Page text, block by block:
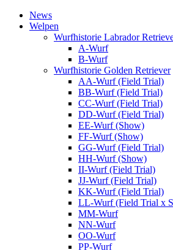
News
Welpen
Wurfhistorie Labrador
A-Wurf
B-Wurf
Wurfhistorie Golden Retriever
AA-Wurf (Field Trial)
BB-Wurf (Field Trial)
CC-Wurf (Field Trial)
DD-Wurf (Field Trial)
EE-Wurf (Show)
FF-Wurf (Show)
GG-Wurf (Field Trial)
HH-Wurf (Show)
II-Wurf (Field Trial)
JJ-Wurf (Field Trial)
KK-Wurf (Field Trial)
LL-Wurf (Field Trial x
MM-Wurf
NN-Wurf
OO-Wurf
PP-Wurf